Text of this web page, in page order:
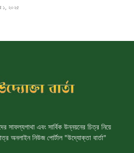
১, ২০২৫
সাফল্যগাথা এবং সার্বিক উন্নয়নের চিত্র নিয়ে
অনলাইন নিউজ পোর্টাল "উদ্যোক্তা বার্তা"